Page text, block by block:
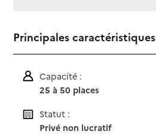
Principales caractéristiques
Capacité :
25 à 50 places
Statut :
Privé non lucratif